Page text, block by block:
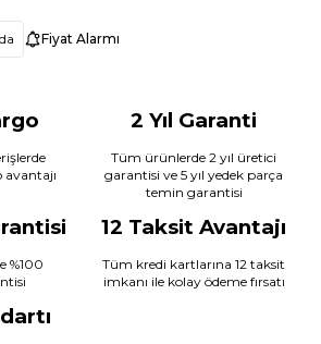
Fiyat Alarmı
avantajı
2 Yıl Garanti
Tüm ürünlerde 2 yıl üretici
garantisi ve 5 yıl yedek parça
temin garantisi
%100
12 Taksit Avantajı
Tüm kredi kartlarına 12 taksit
imkanı ile kolay ödeme fırsatı